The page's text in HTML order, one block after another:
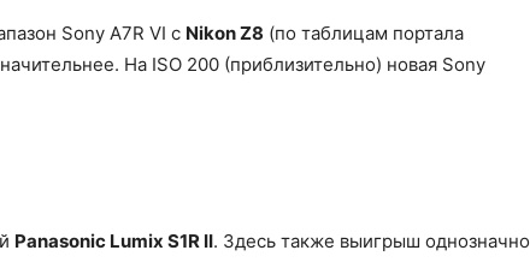
Sony A7R VI с Nikon Z8 (по таблицам портала
На ISO 200 (приблизительно) новая Sony
Panasonic Lumix S1R II. Здесь также выигрыш однозначно